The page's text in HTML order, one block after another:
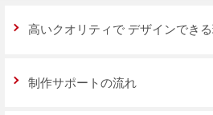
高いクオリティで デザインでき
制作サポートの流れ